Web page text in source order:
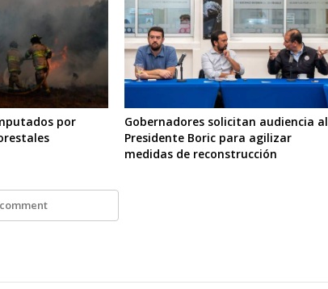
por
Gobernadores solicitan audiencia al
Presidente Boric para agilizar
medidas de reconstrucción